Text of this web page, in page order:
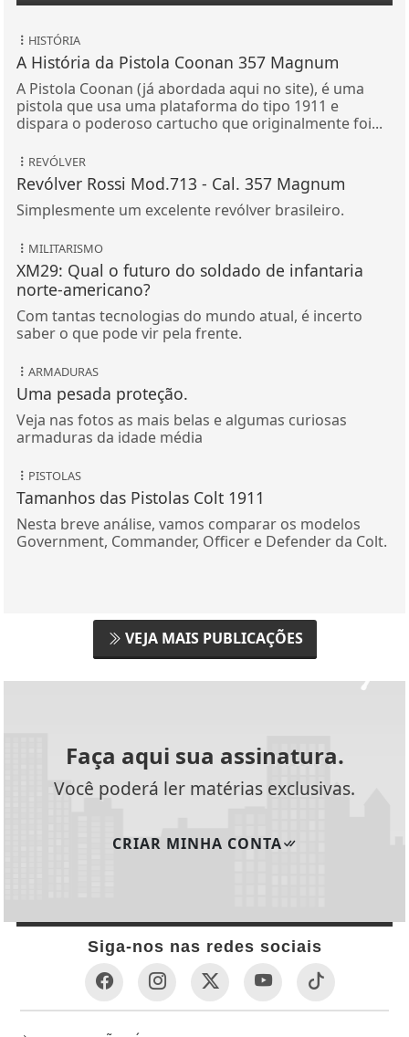
HISTÓRIA
A História da Pistola Coonan 357 Magnum
A Pistola Coonan (já abordada aqui no site), é uma
pistola que usa uma plataforma do tipo 1911 e
dispara o poderoso cartucho que originalmente foi...
REVÓLVER
Revólver Rossi Mod.713 - Cal. 357 Magnum
Simplesmente um excelente revólver brasileiro.
MILITARISMO
XM29: Qual o futuro do soldado de infantaria
norte-americano?
Com tantas tecnologias do mundo atual, é incerto
saber o que pode vir pela frente.
ARMADURAS
Uma pesada proteção.
Veja nas fotos as mais belas e algumas curiosas
armaduras da idade média
PISTOLAS
Tamanhos das Pistolas Colt 1911
Nesta breve análise, vamos comparar os modelos
Government, Commander, Officer e Defender da Colt.
VEJA MAIS PUBLICAÇÕES
Faça aqui sua assinatura.
Você poderá ler matérias exclusivas.
CRIAR MINHA CONTA
Siga-nos nas redes sociais